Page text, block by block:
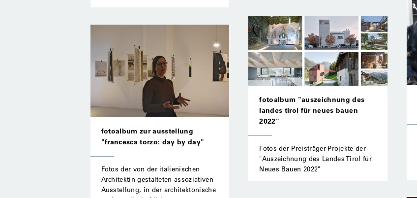
fotoalbum zur ausstellung
"francesca torzo: day by day"
Fotos der von der italienischen
Architektin gestalteten assoziativen
Ausstellung, in der architektonische
fotoalbum "auszeichnung des
landes tirol für neues bauen
2022"
Fotos der Preisträger-Projekte der
"Auszeichnung des Landes Tirol für
Neues Bauen 2022"